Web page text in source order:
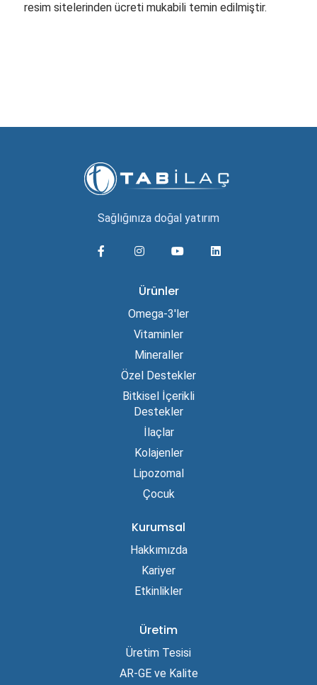
resim sitelerinden ücreti mukabili temin edilmiştir.
Sağlığınıza doğal yatırım
Ürünler
Omega-3'ler
Vitaminler
Mineraller
Özel Destekler
Bitkisel İçerikli
Destekler
İlaçlar
Kolajenler
Lipozomal
Çocuk
Kurumsal
Hakkımızda
Kariyer
Etkinlikler
Üretim
Üretim Tesisi
AR-GE ve Kalite